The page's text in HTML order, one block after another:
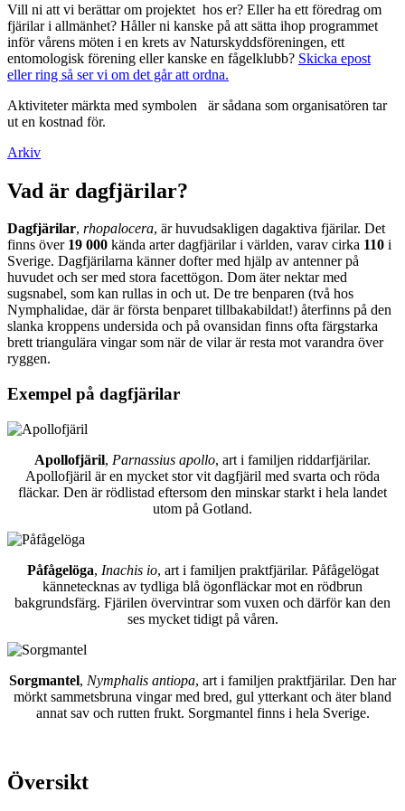
Vill ni att vi berättar om projektet hos er? Eller ha ett föredrag om
fjärilar i allmänhet? Håller ni kanske på att sätta ihop programmet
inför vårens möten i en krets av Naturskyddsföreningen, ett
entomologisk förening eller kanske en fågelklubb? Skicka epost
eller ring så ser vi om det går att ordna.
Aktiviteter märkta med symbolen
är sådana som organisatören tar
ut en kostnad för.
Arkiv
Vad är dagfjärilar?
Dagfjärilar, rhopalocera, är huvudsakligen dagaktiva fjärilar. Det
finns över 19 000 kända arter dagfjärilar i världen, varav cirka 110 i
Sverige. Dagfjärilarna känner dofter med hjälp av antenner på
huvudet och ser med stora facettögon. Dom äter nektar med
sugsnabel, som kan rullas in och ut. De tre benparen (två hos
Nymphalidae, där är första benparet tillbakabildat!) återfinns på den
slanka kroppens undersida och på ovansidan finns ofta färgstarka
brett triangulära vingar som när de vilar är resta mot varandra över
ryggen.
Exempel på dagfjärilar
Apollofjäril, Parnassius apollo, art i familjen riddarfjärilar.
Apollofjäril är en mycket stor vit dagfjäril med svarta och röda
fläckar. Den är rödlistad eftersom den minskar starkt i hela landet
utom på Gotland.
Påfågelöga, Inachis io, art i familjen praktfjärilar. Påfågelögat
kännetecknas av tydliga blå ögonfläckar mot en rödbrun
bakgrundsfärg. Fjärilen övervintrar som vuxen och därför kan den
ses mycket tidigt på våren.
Sorgmantel, Nymphalis antiopa, art i familjen praktfjärilar. Den har
mörkt sammetsbruna vingar med bred, gul ytterkant och äter bland
annat sav och rutten frukt. Sorgmantel finns i hela Sverige.
Översikt